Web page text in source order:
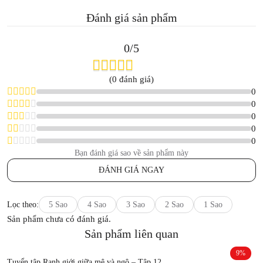
Đánh giá sản phẩm
0/5
(0 đánh giá)
0
0
0
0
0
Bạn đánh giá sao về sản phẩm này
ĐÁNH GIÁ NGAY
Lọc theo: 5 Sao 4 Sao 3 Sao 2 Sao 1 Sao
Sản phẩm chưa có đánh giá.
Sản phẩm liên quan
9%